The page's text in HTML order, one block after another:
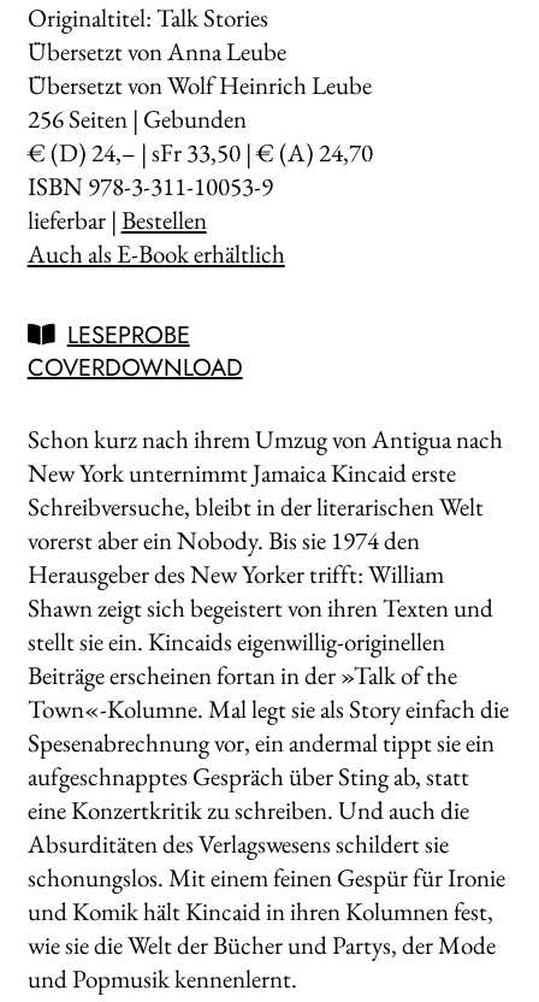
Originaltitel: Talk Stories
Übersetzt von Anna Leube
Übersetzt von Wolf Heinrich Leube
256Seiten | Gebunden
€ (D) 24,– | sFr 33,50 | € (A) 24,70
ISBN 978-3-311-10053-9
lieferbar |Bestellen
Auch als E-Book erhältlich
LESEPROBE
COVERDOWNLOAD
Schon kurz nach ihrem Umzug von Antigua nach
New York unternimmt Jamaica Kincaid erste
Schreibversuche, bleibt in der literarischen Welt
vorerst aber ein Nobody. Bis sie 1974 den
Herausgeber des New Yorker trifft: William
Shawn zeigt sich begeistert von ihren Texten und
stellt sie ein. Kincaids eigenwillig-originellen
Beiträge erscheinen fortan in der »Talk of the
Town«-Kolumne. Mal legt sie als Story einfach die
Spesenabrechnung vor, ein andermal tippt sie ein
aufgeschnapptes Gespräch über Sting ab, statt
eine Konzertkritik zu schreiben. Und auch die
Absurditäten des Verlagswesens schildert sie
schonungslos. Mit einem feinen Gespür für Ironie
und Komik hält Kincaid in ihren Kolumnen fest,
wie sie die Welt der Bücher und Partys, der Mode
und Popmusik kennenlernt.